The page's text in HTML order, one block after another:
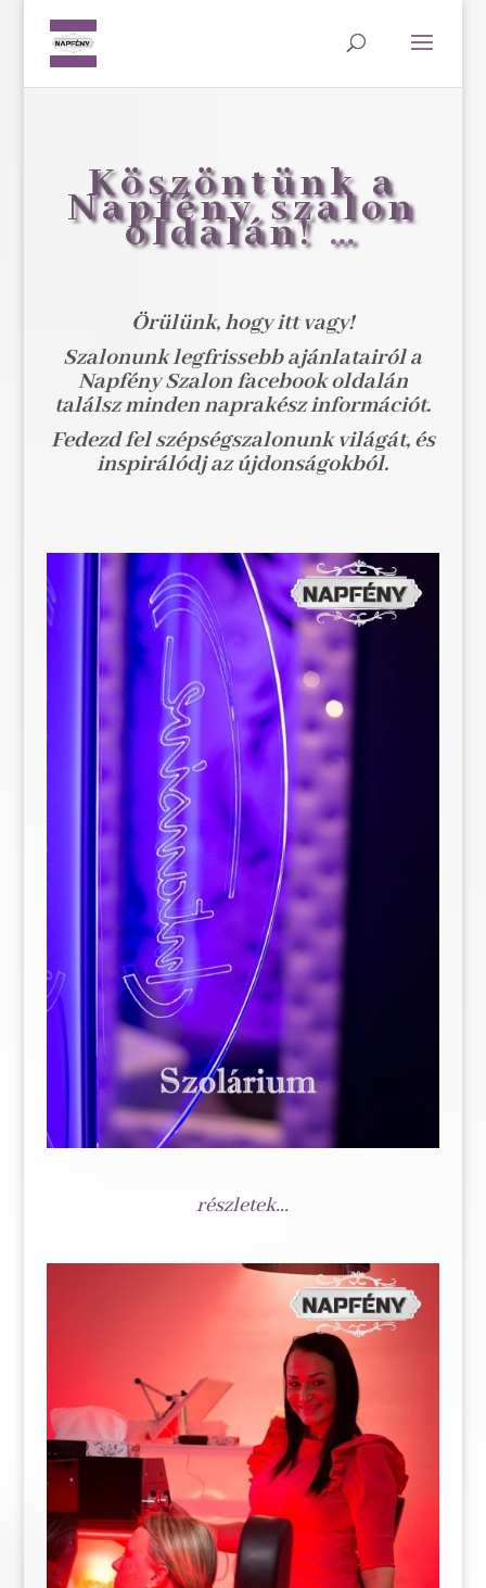
Köszöntünk a
Napfény szalon
oldalán!…
Örülünk, hogy itt vagy!
Szalonunk legfrissebb ajánlatairól a
Napfény Szalon facebook oldalán
találsz minden naprakész információt.
Fedezd fel szépségszalonunk világát, és
inspirálódj az újdonságokból.
részletek...